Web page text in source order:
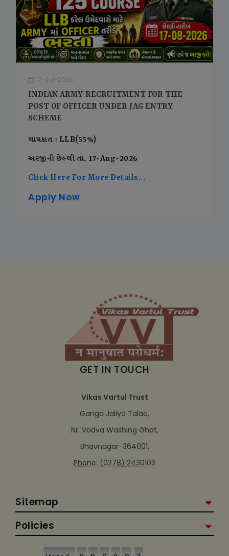
17-Jul-2026
INDIAN ARMY RECRUITMENT FOR THE
POST OF OFFICER UNDER JAG ENTRY
SCHEME
લાયકાત : LLB(55%)
અરજીની છેલ્લી તા. 17-Aug-2026
Click Here For More Details...
Apply Now
GET IN TOUCH
Vikas Vartul Trust
Ganga Jaliya Talao,
Nr. Vadva Washing Ghat,
Bhavnagar-364001,
Phone: (0278) 2430103
Sitemap
Policies